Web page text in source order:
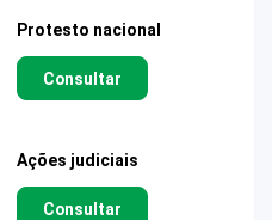
Protesto nacional
Consultar
Ações judiciais
Consultar